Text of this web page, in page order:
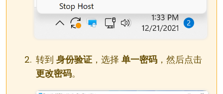
转到 身份验证，选择 单一密码 ，然后点击
更改密码。